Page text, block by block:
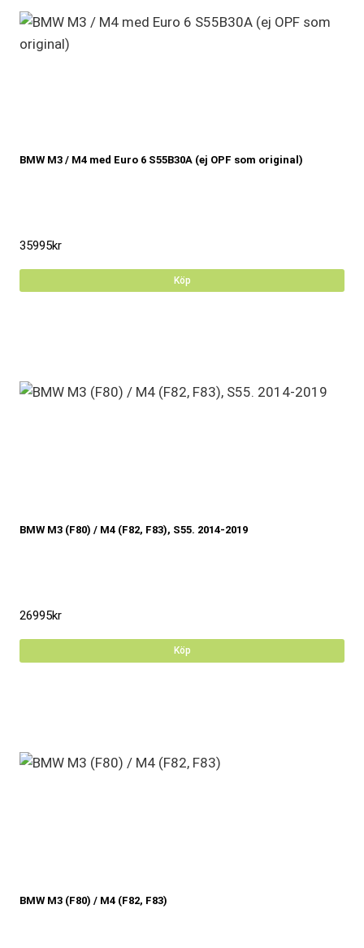
BMW M3 / M4 med Euro 6 S55B30A (ej OPF som original)
35995kr
Köp
BMW M3 (F80) / M4 (F82, F83), S55. 2014-2019
26995kr
Köp
BMW M3 (F80) / M4 (F82, F83)